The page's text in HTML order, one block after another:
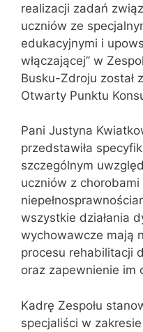
realizacji zadań
uczniów ze
edukacyjnymi i
włączającej’’ w
Busku-Zdroju został
Otwarty Punktu
Pani Justyna
przedstawiła
szczególnym
uczniów z chorobami
wszystkie działania
wychowawcze mają
procesu rehabilitacji
oraz zapewnienie im
Kadrę Zespołu
specjaliści w